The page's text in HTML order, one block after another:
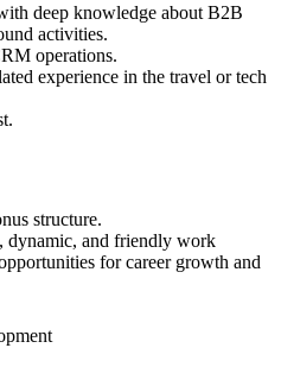
deep knowledge about B2B
activities.
operations.
experience in the travel or tech
structure.
dynamic, and friendly work
for career growth and